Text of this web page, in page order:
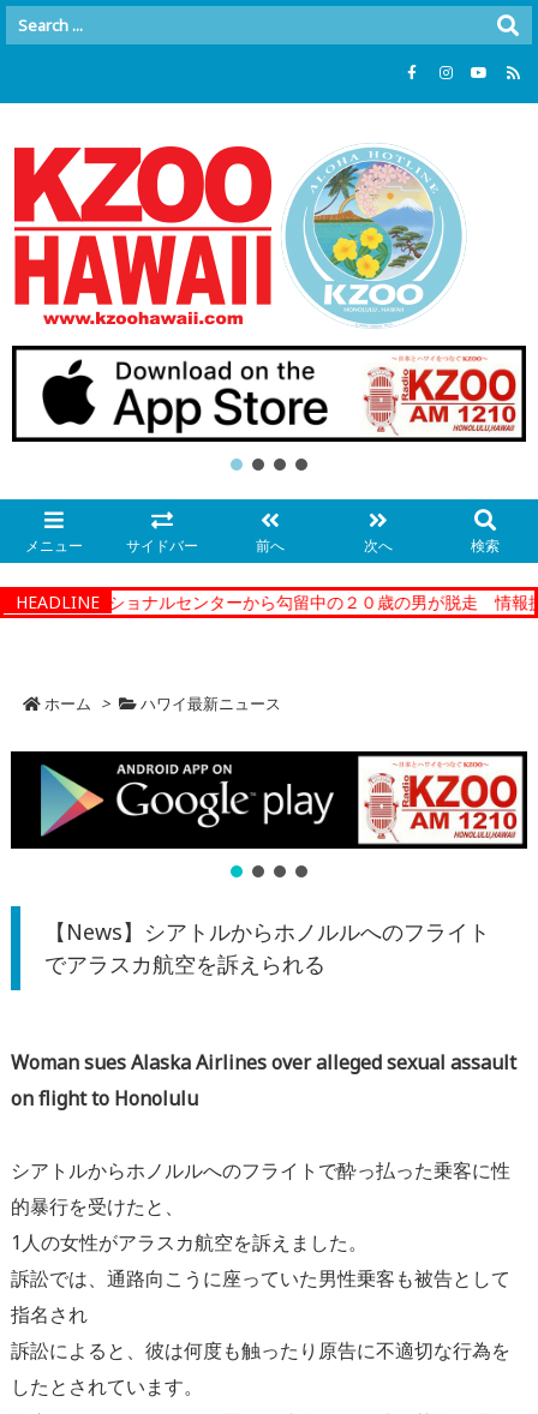
メニュー サイドバー 前へ 次へ 検索
HEADLINE
ーコレクショナルセンターから勾留中の２０歳の男が脱走 情報提
ホーム > ハワイ最新ニュース
【News】シアトルからホノルルへのフライト
でアラスカ航空を訴えられる
Woman sues Alaska Airlines over alleged sexual assault
on flight to Honolulu
シアトルからホノルルへのフライトで酔っ払った乗客に性
的暴行を受けたと、
1人の女性がアラスカ航空を訴えました。
訴訟では、通路向こうに座っていた男性乗客も被告として
指名され
訴訟によると、 彼は何度も触ったり原告に不適切な行為を
したとされています。